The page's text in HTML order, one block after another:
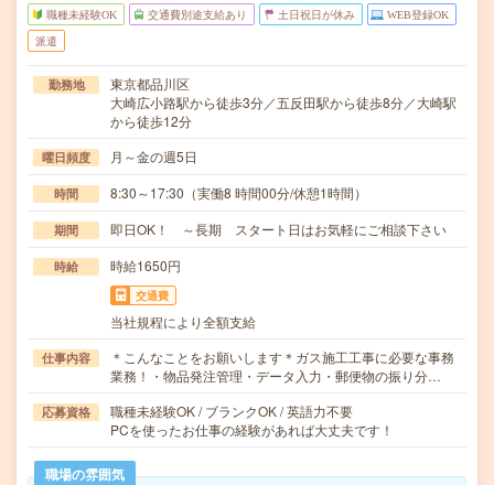
職種未経験OK 交通費別途支給あり 土日祝日が休み WEB登録OK
派遣
勤務地
東京都品川区
大崎広小路駅から徒歩3分／五反田駅から徒歩8分／大崎駅
から徒歩12分
曜日頻度 月～金の週5日
時間 8:30～17:30（実働8 時間00分/休憩1時間）
期間 即日OK！ ～長期 スタート日はお気軽にご相談下さい
時給 時給1650円
交通費
当社規程により全額支給
仕事内容
＊こんなことをお願いします＊ガス施工工事に必要な事務
業務！・物品発注管理・データ入力・郵便物の振り分…
応募資格
職種未経験OK / ブランクOK / 英語力不要
PCを使ったお仕事の経験があれば大丈夫です！
職場の雰囲気